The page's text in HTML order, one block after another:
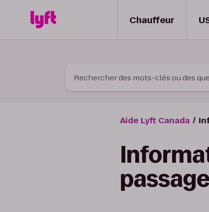
Chauffeur
Rechercher des mots-clés ou des
Aide Lyft Canada